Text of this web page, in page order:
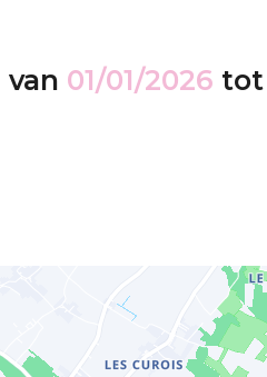
van 01/01/2026 tot